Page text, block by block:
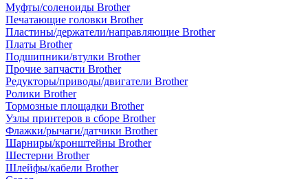
Муфты/соленоиды Brother
Печатающие головки Brother
Пластины/держатели/направляющие Brother
Платы Brother
Подшипники/втулки Brother
Прочие запчасти Brother
Редукторы/приводы/двигатели Brother
Ролики Brother
Тормозные площадки Brother
Узлы принтеров в сборе Brother
Флажки/рычаги/датчики Brother
Шарниры/кронштейны Brother
Шестерни Brother
Шлейфы/кабели Brother